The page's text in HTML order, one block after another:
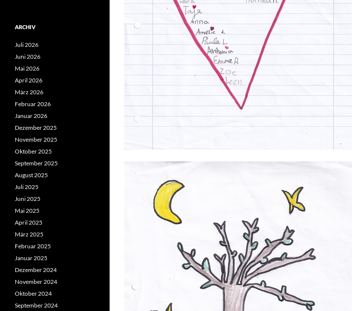
ARCHIV
Juli 2026
Juni 2026
Mai 2026
April 2026
März 2026
Februar 2026
Januar 2026
Dezember 2025
November 2025
Oktober 2025
September 2025
August 2025
Juli 2025
Juni 2025
Mai 2025
April 2025
März 2025
Februar 2025
Januar 2025
Dezember 2024
November 2024
Oktober 2024
September 2024